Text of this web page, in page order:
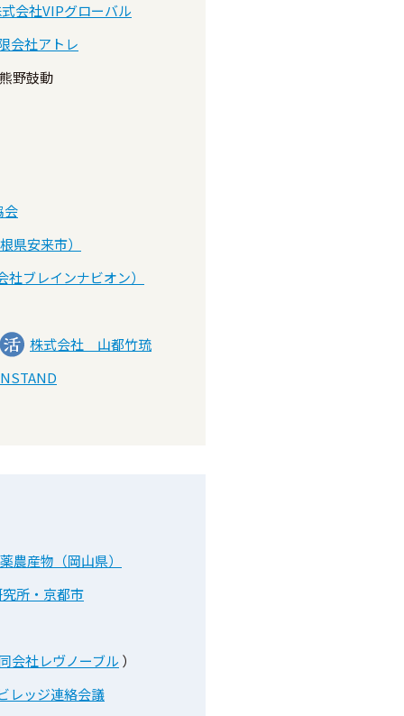
会社VIPグローバル
会社アトレ
野鼓動
会
県安来市）
ブレインナビオン）
株式会社 山都竹琉
農産物（岡山県）
所・京都市
会社レヴノーブル ）
レッジ連絡会議